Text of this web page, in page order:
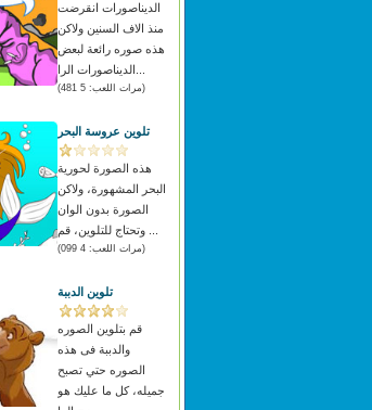
الديناصورات انقرضت
منذ الاف السنين ولاكن
هذه صوره رائعة لبعض
(مرات اللعب: 5 481)
تلوين عروسة البحر
هذه الصورة لحورية
البحر المشهورة، ولاكن
الصورة بدون الوان
(مرات اللعب: 4 099)
تلوين الدببة
قم بتلوين الصوره
والدببة فى هذه
الصوره حتي تصبح
جميله، كل ما عليك هو